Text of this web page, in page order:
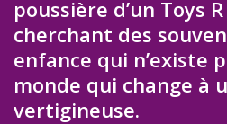
poussière d’un Toys
cherchant des
enfance qui n’existe
monde qui change à
vertigineuse.